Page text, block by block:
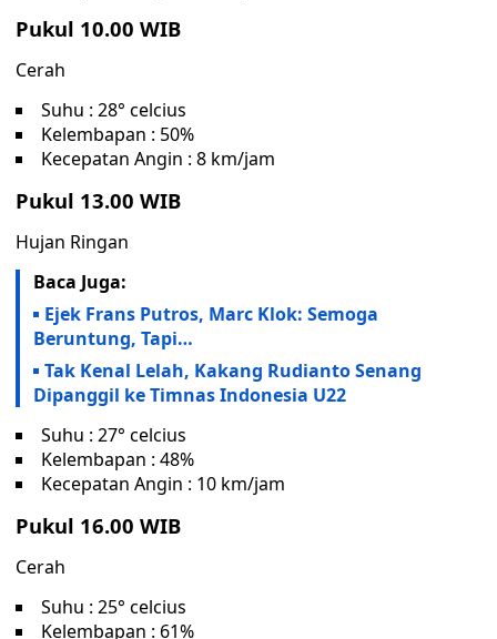
Pukul 10.00 WIB
Cerah
Suhu : 28° celcius
Kelembapan : 50%
Kecepatan Angin : 8 km/jam
Pukul 13.00 WIB
Hujan Ringan
Baca Juga:
Ejek Frans Putros, Marc Klok: Semoga
Beruntung, Tapi…
Tak Kenal Lelah, Kakang Rudianto Senang
Dipanggil ke Timnas Indonesia U22
Suhu : 27° celcius
Kelembapan : 48%
Kecepatan Angin : 10 km/jam
Pukul 16.00 WIB
Cerah
Suhu : 25° celcius
Kelembapan : 61%